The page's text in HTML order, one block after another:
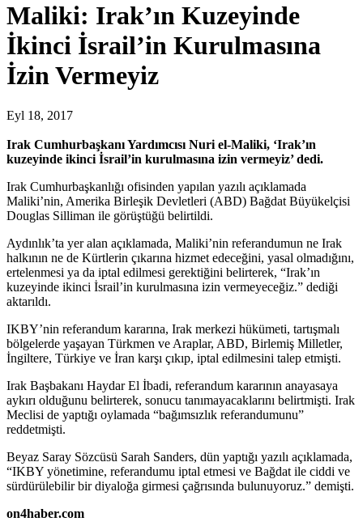
Maliki: Irak’ın Kuzeyinde
İkinci İsrail’in Kurulmasına
İzin Vermeyiz
Eyl 18, 2017
Irak Cumhurbaşkanı Yardımcısı Nuri el-Maliki, ‘Irak’ın
kuzeyinde ikinci İsrail’in kurulmasına izin vermeyiz’ dedi.
Irak Cumhurbaşkanlığı ofisinden yapılan yazılı açıklamada
Maliki’nin, Amerika Birleşik Devletleri (ABD) Bağdat Büyükelçisi
Douglas Silliman ile görüştüğü belirtildi.
Aydınlık’ta yer alan açıklamada, Maliki’nin referandumun ne Irak
halkının ne de Kürtlerin çıkarına hizmet edeceğini, yasal olmadığını,
ertelenmesi ya da iptal edilmesi gerektiğini belirterek, “Irak’ın
kuzeyinde ikinci İsrail’in kurulmasına izin vermeyeceğiz.” dediği
aktarıldı.
IKBY’nin referandum kararına, Irak merkezi hükümeti, tartışmalı
bölgelerde yaşayan Türkmen ve Araplar, ABD, Birlemiş Milletler,
İngiltere, Türkiye ve İran karşı çıkıp, iptal edilmesini talep etmişti.
Irak Başbakanı Haydar El İbadi, referandum kararının anayasaya
aykırı olduğunu belirterek, sonucu tanımayacaklarını belirtmişti. Irak
Meclisi de yaptığı oylamada “bağımsızlık referandumunu”
reddetmişti.
Beyaz Saray Sözcüsü Sarah Sanders, dün yaptığı yazılı açıklamada,
“IKBY yönetimine, referandumu iptal etmesi ve Bağdat ile ciddi ve
sürdürülebilir bir diyaloğa girmesi çağrısında bulunuyoruz.” demişti.
on4haber.com